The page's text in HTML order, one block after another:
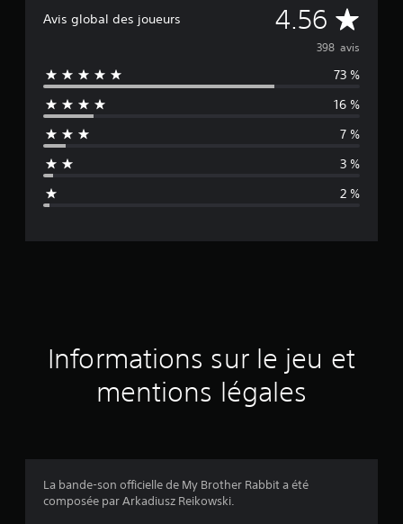
Avis global des joueurs 4.56 M
o
y
e
n
d
a
398 avis
73 %
16 %
7 %
3 %
2 %
Informations sur le jeu et
mentions légales
La bande-son officielle de My Brother Rabbit a été
composée par Arkadiusz Reikowski.